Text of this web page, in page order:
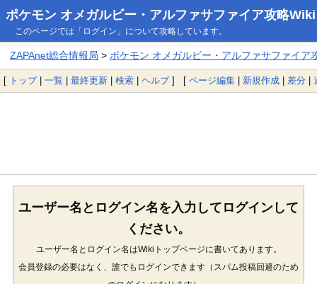
ポケモン オメガルビー・アルファサファイア攻略Wiki
このページでは「ログイン」について攻略しています。
ZAPAnet総合情報局 > ポケモン オメガルビー・アルファサファイア
[ トップ| 一覧 | 最終更新 | 検索 | ヘルプ] [ ページ編集 | 新規作成 | 差分 |
ユーザー名とログイン名を入力してログインして
ください。
ユーザー名とログイン名はWikiトップページに書いてあります。
会員登録の必要はなく、誰でもログインできます（スパム投稿回避のため